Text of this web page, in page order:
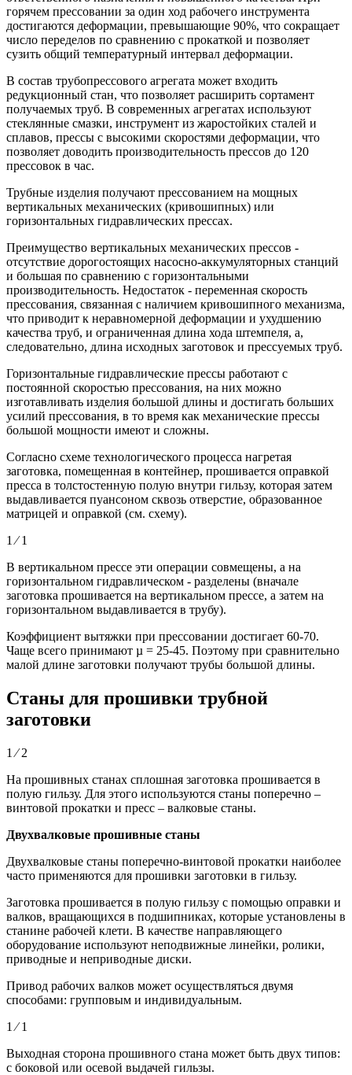
горячем прессовании за один ход рабочего инструмента
достигаются деформации, превышающие 90%, что сокращает
число переделов по сравнению с прокаткой и позволяет
сузить общий температурный интервал деформации.
В состав трубопрессового агрегата может входить
редукционный стан, что позволяет расширить сортамент
получаемых труб. В современных агрегатах используют
стеклянные смазки, инструмент из жаростойких сталей и
сплавов, прессы с высокими скоростями деформации, что
позволяет доводить производительность прессов до 120
прессовок в час.
Трубные изделия получают прессованием на мощных
вертикальных механических (кривошипных) или
горизонтальных гидравлических прессах.
Преимущество вертикальных механических прессов -
отсутствие дорогостоящих насосно-аккумуляторных станций
и большая по сравнению с горизонтальными
производительность. Недостаток - переменная скорость
прессования, связанная с наличием кривошипного механизма,
что приводит к неравномерной деформации и ухудшению
качества труб, и ограниченная длина хода штемпеля, а,
следовательно, длина исходных заготовок и прессуемых труб.
Горизонтальные гидравлические прессы работают с
постоянной скоростью прессования, на них можно
изготавливать изделия большой длины и достигать больших
усилий прессования, в то время как механические прессы
большой мощности имеют и сложны.
Согласно схеме технологического процесса нагретая
заготовка, помещенная в контейнер, прошивается оправкой
пресса в толстостенную полую внутри гильзу, которая затем
выдавливается пуансоном сквозь отверстие, образованное
матрицей и оправкой (см. схему).
1 ⁄ 1
В вертикальном прессе эти операции совмещены, а на
горизонтальном гидравлическом - разделены (вначале
заготовка прошивается на вертикальном прессе, а затем на
горизонтальном выдавливается в трубу).
Коэффициент вытяжки при прессовании достигает 60-70.
Чаще всего принимают µ = 25-45. Поэтому при сравнительно
малой длине заготовки получают трубы большой длины.
Станы для прошивки трубной
заготовки
1 ⁄ 2
На прошивных станах сплошная заготовка прошивается в
полую гильзу. Для этого используются станы поперечно –
винтовой прокатки и пресс – валковые станы.
Двухвалковые прошивные станы
Двухвалковые станы поперечно-винтовой прокатки наиболее
часто применяются для прошивки заготовки в гильзу.
Заготовка прошивается в полую гильзу с помощью оправки и
валков, вращающихся в подшипниках, которые установлены в
станине рабочей клети. В качестве направляющего
оборудование используют неподвижные линейки, ролики,
приводные и неприводные диски.
Привод рабочих валков может осуществляться двумя
способами: групповым и индивидуальным.
1 ⁄ 1
Выходная сторона прошивного стана может быть двух типов:
с боковой или осевой выдачей гильзы.